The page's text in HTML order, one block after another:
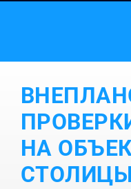
НА
СТОЛИЦЫ